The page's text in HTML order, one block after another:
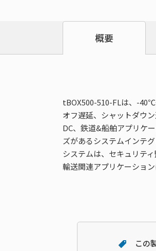
概要
tBOX500-510-FLは、-
オフ遅延、シャットダウ
DC、鉄道&船舶アプリケ
ズがあるシステムインテ
システムは、セキュリテ
輸送関連アプリケーション
この